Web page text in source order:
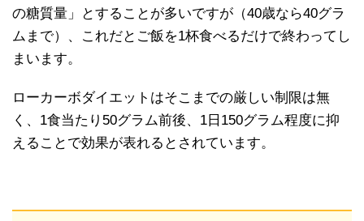
の糖質量」とすることが多いですが（40歳なら40グラ
ムまで）、これだとご飯を1杯食べるだけで終わってし
まいます。
ローカーボダイエットはそこまでの厳しい制限は無
く、1食当たり50グラム前後、1日150グラム程度に抑
えることで効果が表れるとされています。